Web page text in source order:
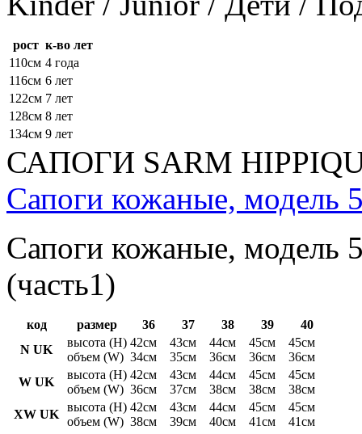
рост к-во лет
110см 4 года
116см 6 лет
122см 7 лет
128см 8 лет
134см 9 лет
САПОГИ SARM
Сапоги кожаные, модель
Сапоги кожаные, модель
(часть1)
код размер 36 37 38 39
40
N UK
высота (H)
объем (W)
42см
34см
43см
35см
44см
36см
45см
36см
45см
36см
W UK
высота (H)
объем (W)
42см
36см
43см
37см
44см
38см
45см
38см
45см
38см
XW UK
высота (H)
объем (W)
42см
38см
43см
39см
44см
40см
45см
41см
45см
41см